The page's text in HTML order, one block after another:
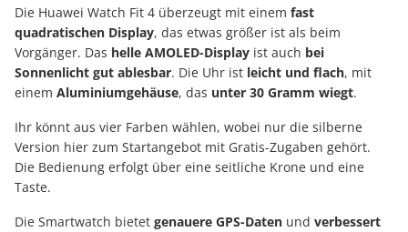
Die Huawei Watch Fit 4 überzeugt mit einem fast
quadratischen Display, das etwas größer ist als beim
Vorgänger. Das helle AMOLED-Display ist auch bei
Sonnenlicht gut ablesbar. Die Uhr ist leicht und flach, mit
einem Aluminiumgehäuse, das unter 30 Gramm wiegt.
Ihr könnt aus vier Farben wählen, wobei nur die silberne
Version hier zum Startangebot mit Gratis-Zugaben gehört.
Die Bedienung erfolgt über eine seitliche Krone und eine
Taste.
Die Smartwatch bietet genauere GPS-Daten und verbessert